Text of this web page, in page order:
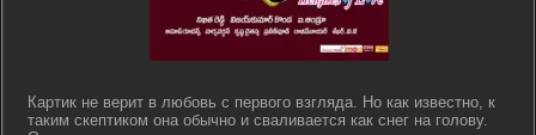
Картик не верит в любовь с первого взгляда. Но как известно, к
таким скептиком она обычно и сваливается как снег на голову.